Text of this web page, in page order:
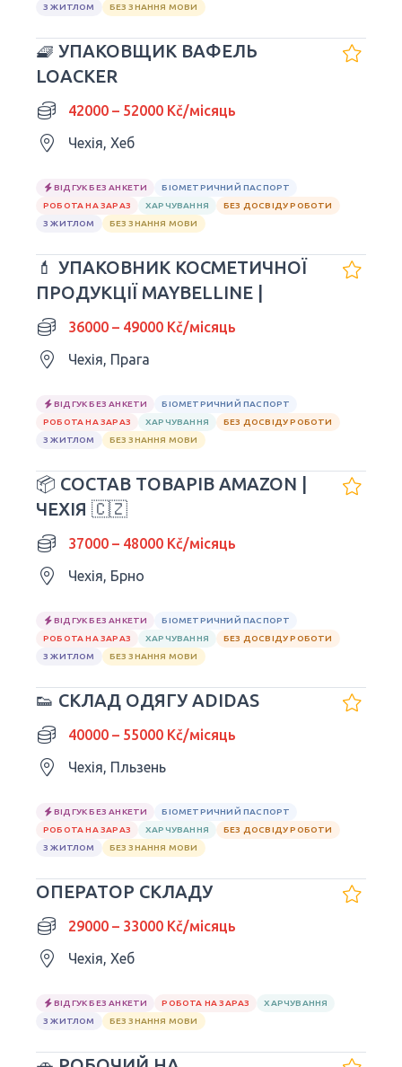
З ЖИТЛОМ
БЕЗ ЗНАННЯ МОВИ
🧇 УПАКОВЩИК ВАФЕЛЬ
LOACKER
42000 – 52000 Kč/місяць
Чехія, Хеб
ВІДГУК БЕЗ АНКЕТИ
БІОМЕТРИЧНИЙ ПАСПОРТ
РОБОТА НА ЗАРАЗ
ХАРЧУВАННЯ
БЕЗ ДОСВІДУ РОБОТИ
З ЖИТЛОМ
БЕЗ ЗНАННЯ МОВИ
💄 УПАКОВНИК КОСМЕТИЧНОЇ
ПРОДУКЦІЇ MAYBELLINE |
36000 – 49000 Kč/місяць
Чехія, Прага
ВІДГУК БЕЗ АНКЕТИ
БІОМЕТРИЧНИЙ ПАСПОРТ
РОБОТА НА ЗАРАЗ
ХАРЧУВАННЯ
БЕЗ ДОСВІДУ РОБОТИ
З ЖИТЛОМ
БЕЗ ЗНАННЯ МОВИ
📦 СОСТАВ ТОВАРІВ AMAZON |
ЧЕХІЯ 🇨🇿
37000 – 48000 Kč/місяць
Чехія, Брно
ВІДГУК БЕЗ АНКЕТИ
БІОМЕТРИЧНИЙ ПАСПОРТ
РОБОТА НА ЗАРАЗ
ХАРЧУВАННЯ
БЕЗ ДОСВІДУ РОБОТИ
З ЖИТЛОМ
БЕЗ ЗНАННЯ МОВИ
👟 СКЛАД ОДЯГУ ADIDAS
40000 – 55000 Kč/місяць
Чехія, Пльзень
ВІДГУК БЕЗ АНКЕТИ
БІОМЕТРИЧНИЙ ПАСПОРТ
РОБОТА НА ЗАРАЗ
ХАРЧУВАННЯ
БЕЗ ДОСВІДУ РОБОТИ
З ЖИТЛОМ
БЕЗ ЗНАННЯ МОВИ
ОПЕРАТОР СКЛАДУ
29000 – 33000 Kč/місяць
Чехія, Хеб
ВІДГУК БЕЗ АНКЕТИ РОБОТА НА ЗАРАЗ
ХАРЧУВАННЯ
З ЖИТЛОМ
БЕЗ ЗНАННЯ МОВИ